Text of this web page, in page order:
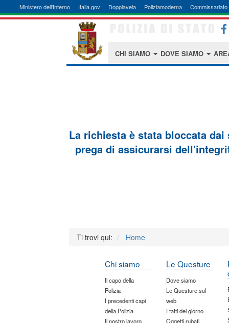
Ministero dell'Interno Italia.gov Doppiavela Poliziamoderna Commissariato
CHI SIAMO DOVE SIAMO
La richiesta è stata bloccata
prega di assicurarsi
Ti trovi qui: Home
Chi siamo
Il capo della
Polizia
I precedenti capi
della Polizia
Il nostro lavoro
Le Questure
Dove siamo
Le Questure sul
web
I fatti del giorno
Oggetti rubati